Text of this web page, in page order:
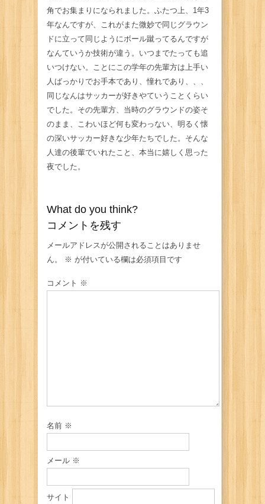
角でお集まりになられました。ふたつ上、1年3
年なんですが、これがまた微妙で同じグラウン
ドに立って同じようにボール蹴ってるんですが
なんていうか技術が違う。いつまでたっても追
いつけない。ことにこの学年の先輩方は上手い
人ばっかりでお手本であり、憧れであり、、、
同じなんはサッカーが好きやていうことくらい
でした。その先輩方、当時のグラウンドの姿そ
のまま、こわいほど何も変わっない、明るく懐
の深いサッカー好きな少年たちでした。そんな
人達の後輩でいれたこと、本当に嬉しく思った
夜でした。
What do you think?
コメントを残す
メールアドレスが公開されることはありませ
ん。
※ が付いている欄は必須項目です
コメント ※
名前 ※
メール ※
サイト